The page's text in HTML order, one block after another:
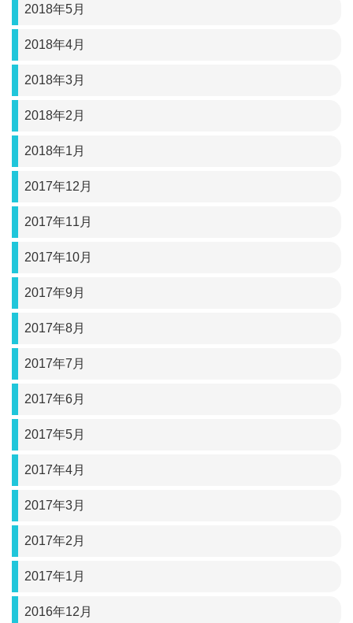
2018年5月
2018年4月
2018年3月
2018年2月
2018年1月
2017年12月
2017年11月
2017年10月
2017年9月
2017年8月
2017年7月
2017年6月
2017年5月
2017年4月
2017年3月
2017年2月
2017年1月
2016年12月